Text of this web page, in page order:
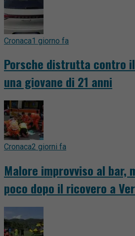
Cronaca1 giorno fa
Porsche distrutta contro
una giovane di 21 anni
Cronaca2 giorni fa
Malore improvviso al bar,
poco dopo il ricovero a